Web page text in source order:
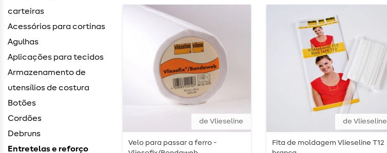
carteiras
Acessórios para cortinas
Agulhas
Aplicações para tecidos
Armazenamento de
utensílios de costura
Botões
Cordões
Debruns
Entretelas e reforço
de Vlieseline
Velo para passar a ferro -
de Vlieseline
Fita de moldagem Vlieseline T12